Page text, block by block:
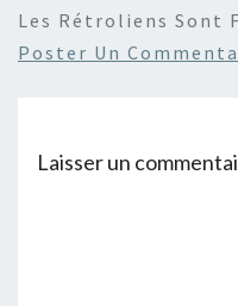
Les Rétroliens Sont
Poster Un
Laisser un